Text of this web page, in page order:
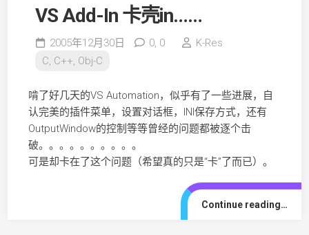
VS Add-In 卡壳in……
2005年12月30日 0, 0
K-Res
C, C++, Obj-C
啃了好几天的VS Automation，似乎有了一些进展，自
认完美的插件菜单，设置对话框，INI保存方式，还有
OutputWindow的控制等等曾经的问题都被逐个击
破。。。。。。。。。。
可是却卡在了这个问题（希望真的只是“卡”了而已）。
Continue reading…